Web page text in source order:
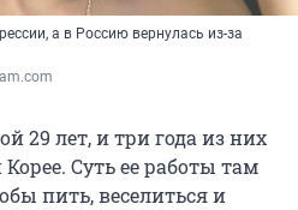
а в Россию вернулась из-за
29 лет, и три года из них
Суть ее работы там
пить, веселиться и